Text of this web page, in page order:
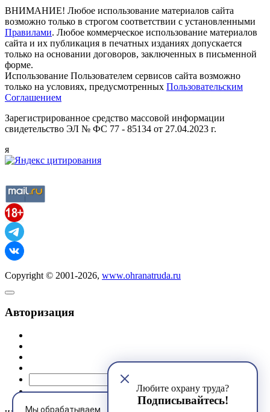
Мы обрабатываем
Любите охрану труда?
Подписывайтесь!
ВНИМАНИЕ! Любое использование материалов сайта
возможно только в строгом соответствии с установленными
Правилами. Любое коммерческое использование материалов
сайта и их публикация в печатных изданиях допускается
только на основании договоров, заключенных в письменной
форме.
Использование Пользователем сервисов сайта возможно
только на условиях, предусмотренных Пользовательским
Соглашением
Зарегистрированное средство массовой информации
свидетельство ЭЛ № ФС 77 - 85134 от 27.04.2023 г.
я
Copyright © 2001-2026, www.ohranatruda.ru
Авторизация